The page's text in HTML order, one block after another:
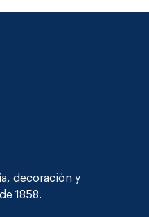
decoración y
1858.